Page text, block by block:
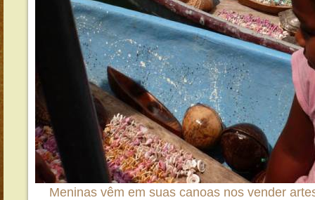
Meninas vêm em suas canoas nos vender